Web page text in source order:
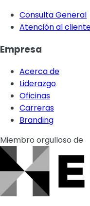
Consulta General
Atención al
Empresa
Acerca de
Liderazgo
Oficinas
Carreras
Branding
Miembro orgulloso de